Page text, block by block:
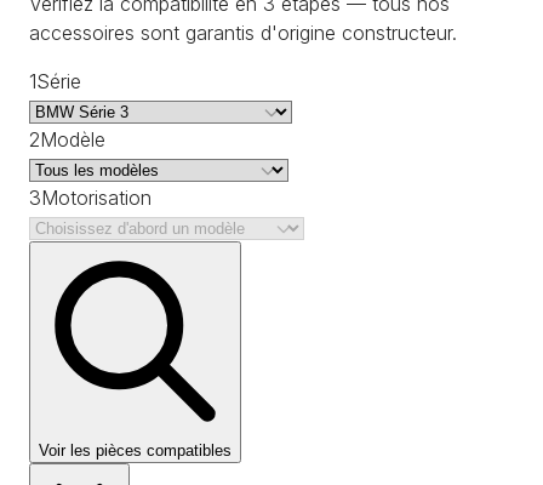
accessoires sont garantis d'origine constructeur.
1Série
2Modèle
3Motorisation
Voir les pièces compatibles